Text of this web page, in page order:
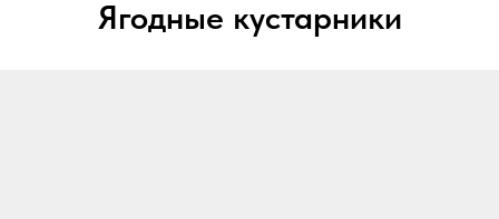
Ягодные кустарники